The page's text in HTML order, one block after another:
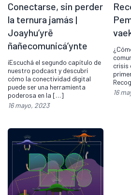
Conectarse, sin perder
la ternura jamás |
Joayhu’yrẽ
ñañecomunicá’ynte
¡Escuchá el segundo capítulo de
nuestro podcast y descubrí
cómo la conectividad digital
puede ser una herramienta
poderosa en la […]
16 mayo, 2023
crisis
16